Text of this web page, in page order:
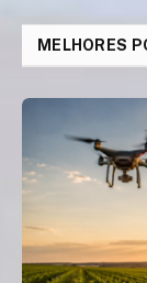
MELHORES